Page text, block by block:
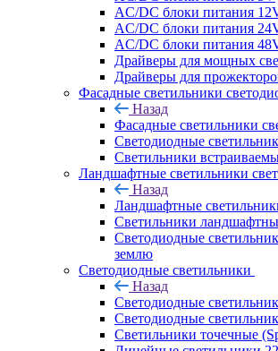
AC/DC блоки питания
AC/DC блоки питания
AC/DC блоки питания
Драйверы для мощных
Драйверы для
Фасадные светильники
Назад
Фасадные светильники
Светодиодные
Светильники
Ландшафтные светильники
Назад
Ландшафтные
Светильники
Светодиодные
землю
Светодиодные светильники
Назад
Светодиодные
Светодиодные
Светильники точечные